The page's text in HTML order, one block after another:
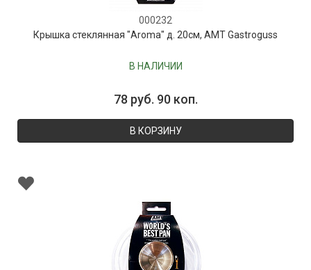
000232
Крышка стеклянная "Aroma" д. 20см, AMT Gastroguss
В НАЛИЧИИ
78 руб. 90 коп.
В КОРЗИНУ